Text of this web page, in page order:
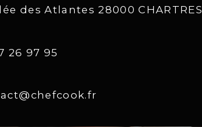
des Atlantes 28000 CHARTRES
26 97 95